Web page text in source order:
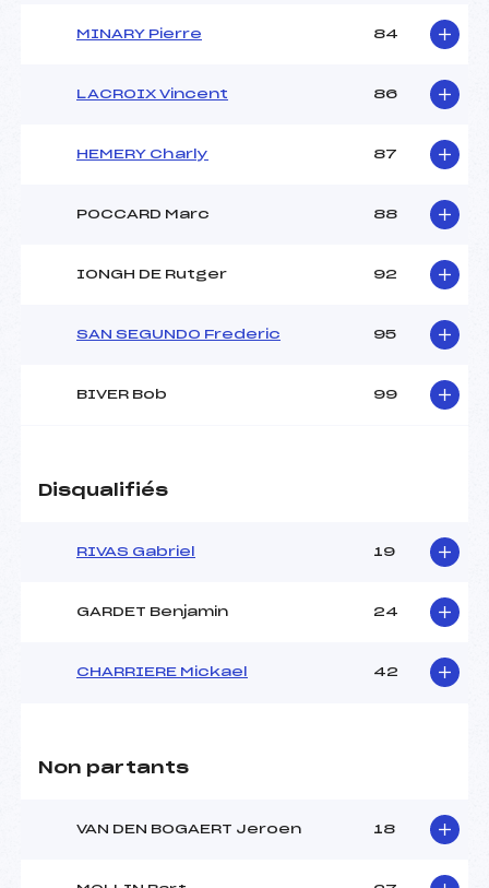
MINARY Pierre 84
LACROIX Vincent 86
HEMERY Charly 87
POCCARD Marc 88
IONGH DE Rutger 92
SAN SEGUNDO Frederic 95
BIVER Bob 99
Disqualifiés
RIVAS Gabriel 19
GARDET Benjamin 24
CHARRIERE Mickael 42
Non partants
VAN DEN BOGAERT Jeroen 18